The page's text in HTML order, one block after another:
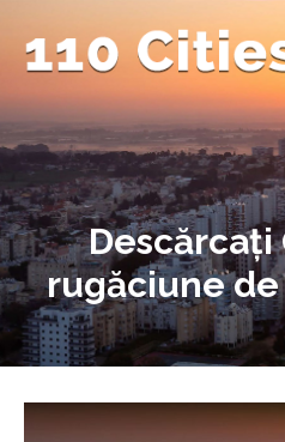
Descărcați
rugăciune de